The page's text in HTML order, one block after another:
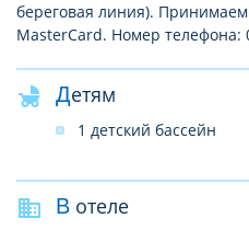
береговая линия).
MasterCard. Номер телефона:
Детям
1 детский бассейн
В отеле